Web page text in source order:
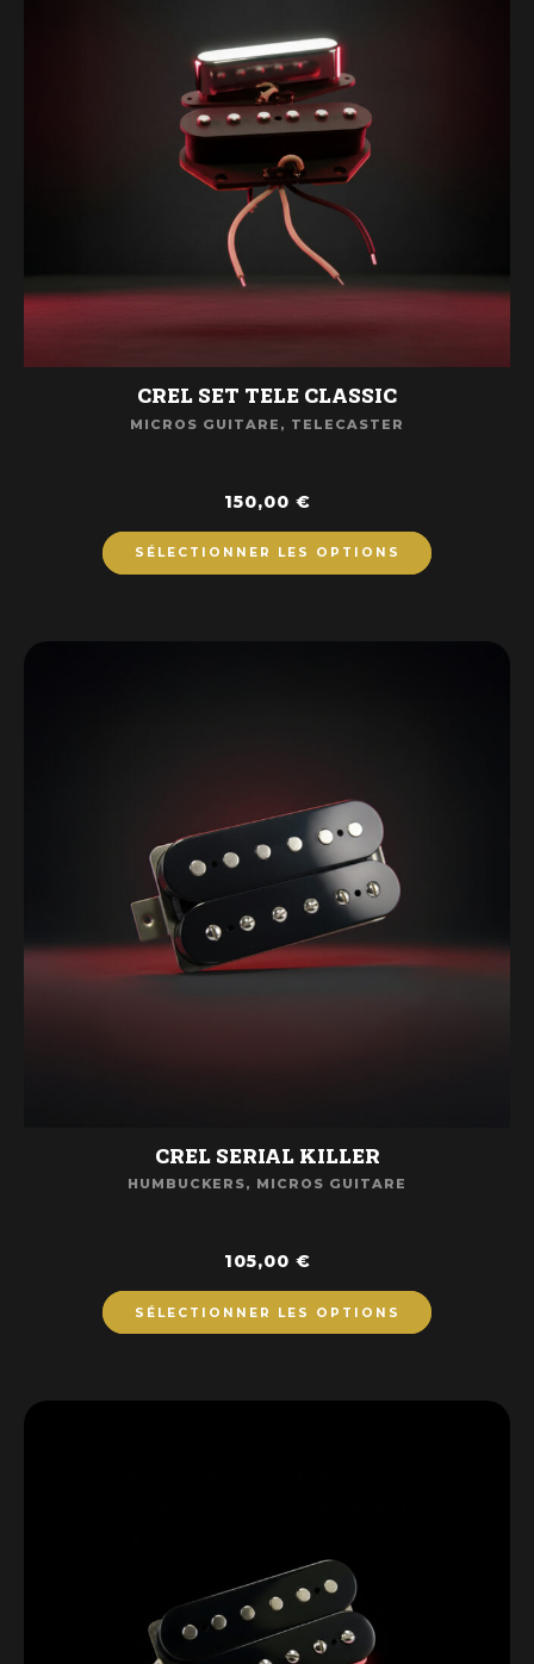
CREL SET TELE CLASSIC
MICROS GUITARE , TELECASTER
150,00 €
SÉLECTIONNER LES OPTIONS
CREL SERIAL KILLER
HUMBUCKERS, MICROS GUITARE
105,00 €
SÉLECTIONNER LES OPTIONS